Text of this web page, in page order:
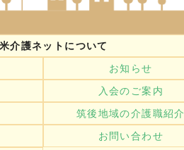
介護ネットについて
お知らせ
入会のご案内
筑後地域の介護職紹
お問い合わせ